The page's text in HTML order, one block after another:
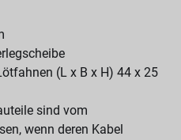
(L x B x H) 44 x 25
sind vom
wenn deren Kabel